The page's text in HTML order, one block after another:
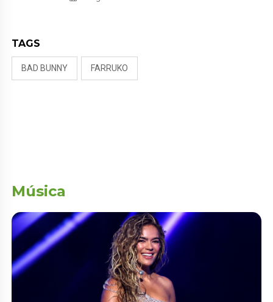
NALDY SALDAÑA
TAGS
BAD BUNNY FARRUKO
Música